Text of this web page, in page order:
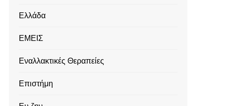
Ελλάδα
ΕΜΕΙΣ
Εναλλακτικές Θεραπείες
Επιστήμη